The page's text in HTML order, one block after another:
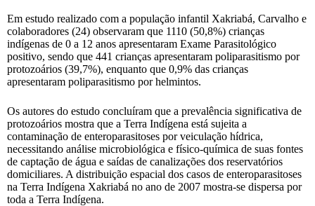
Em estudo realizado com a população infantil Xakriabá, Carvalho e
colaboradores (24) observaram que 1110 (50,8%) crianças
indígenas de 0 a 12 anos apresentaram Exame Parasitológico
positivo, sendo que 441 crianças apresentaram poliparasitismo por
protozoários (39,7%), enquanto que 0,9% das crianças
apresentaram poliparasitismo por helmintos.
Os autores do estudo concluíram que a prevalência significativa de
protozoários mostra que a Terra Indígena está sujeita a
contaminação de enteroparasitoses por veiculação hídrica,
necessitando análise microbiológica e físico-química de suas fontes
de captação de água e saídas de canalizações dos reservatórios
domiciliares. A distribuição espacial dos casos de enteroparasitoses
na Terra Indígena Xakriabá no ano de 2007 mostra-se dispersa por
toda a Terra Indígena.